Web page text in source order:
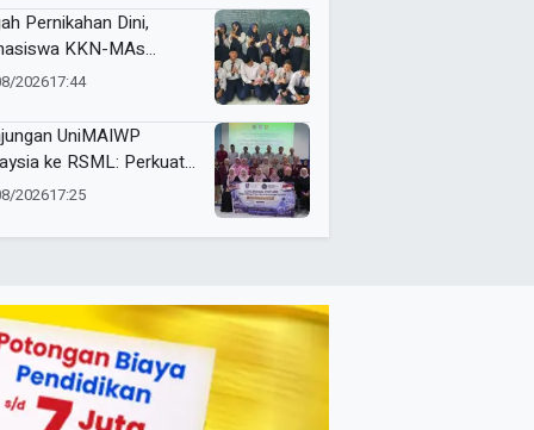
Pernikahan Dini,
KKN-MAs
100 Edukasi Siswa
202617:44
UniMAIWP
ke RSML: Perkuat
Manajemen Rumah
202617:25